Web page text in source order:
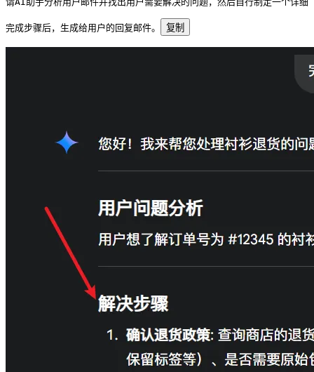
完成步骤后，生成给用户的回复邮件。 复制